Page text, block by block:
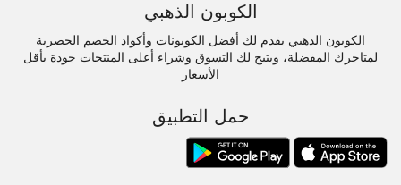
الكوبون الذهبي
الكوبون الذهبي يقدم لك أفضل الكوبونات وأكواد الخصم الحصرية
لمتاجرك المفضلة، ويتيح لك التسوق وشراء أعلى المنتجات جودة بأقل
الأسعار
حمل التطبيق